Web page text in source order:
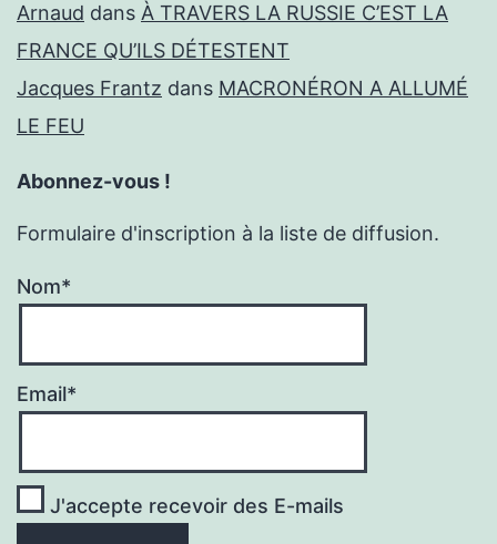
Arnaud dans À TRAVERS LA RUSSIE C’EST LA
FRANCE QU’ILS DÉTESTENT
Jacques Frantz dans MACRONÉRON A ALLUMÉ
LE FEU
Abonnez-vous !
Formulaire d'inscription à la liste de diffusion.
Nom*
Email*
J'accepte recevoir des E-mails